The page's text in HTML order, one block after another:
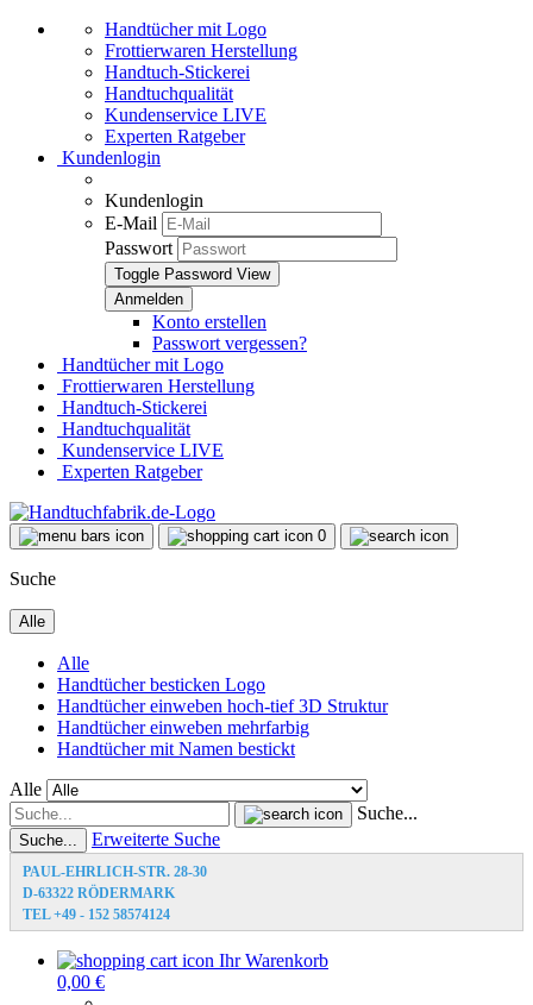
Handtücher mit Logo
Frottierwaren Herstellung
Handtuch-Stickerei
Handtuchqualität
Kundenservice LIVE
Experten Ratgeber
Kundenlogin
Kundenlogin
E-Mail
Passwort
Toggle Password View
Konto erstellen
Passwort vergessen?
Handtücher mit Logo
Frottierwaren Herstellung
Handtuch-Stickerei
Handtuchqualität
Kundenservice LIVE
Experten Ratgeber
0
Suche
Alle
Alle
Handtücher besticken Logo
Handtücher einweben hoch-tief 3D Struktur
Handtücher einweben mehrfarbig
Handtücher mit Namen bestickt
Alle
Suche...
Suche... Erweiterte Suche
PAUL-EHRLICH-STR. 28-30
D-63322 RÖDERMARK
TEL +49 - 152 58574124
Ihr Warenkorb
0,00 €